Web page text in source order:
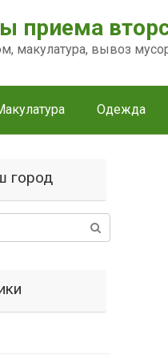
приема
макулатура, вывоз
Одежда
город